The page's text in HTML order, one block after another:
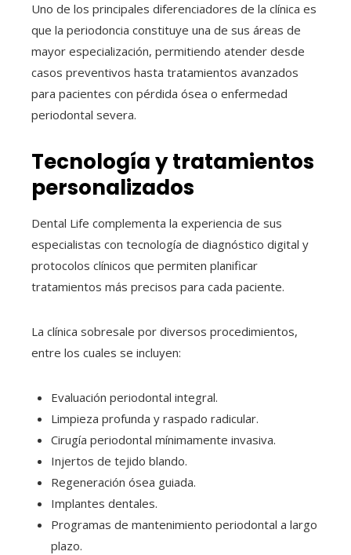
Uno de los principales diferenciadores de la clínica es
que la periodoncia constituye una de sus áreas de
mayor especialización, permitiendo atender desde
casos preventivos hasta tratamientos avanzados
para pacientes con pérdida ósea o enfermedad
periodontal severa.
Tecnología y tratamientos
personalizados
Dental Life complementa la experiencia de sus
especialistas con tecnología de diagnóstico digital y
protocolos clínicos que permiten planificar
tratamientos más precisos para cada paciente.
La clínica sobresale por diversos procedimientos,
entre los cuales se incluyen:
Evaluación periodontal integral.
Limpieza profunda y raspado radicular.
Cirugía periodontal mínimamente invasiva.
Injertos de tejido blando.
Regeneración ósea guiada.
Implantes dentales.
Programas de mantenimiento periodontal a largo
plazo.